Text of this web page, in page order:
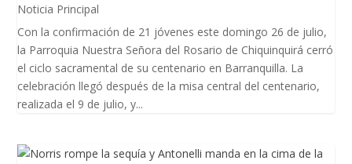
Noticia Principal
Con la confirmación de 21 jóvenes este domingo 26 de julio,
la Parroquia Nuestra Señora del Rosario de Chiquinquirá cerró
el ciclo sacramental de su centenario en Barranquilla. La
celebración llegó después de la misa central del centenario,
realizada el 9 de julio, y...